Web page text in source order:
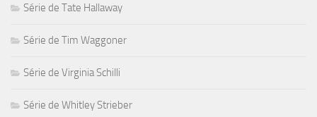
Série de Tate Hallaway
Série de Tim Waggoner
Série de Virginia Schilli
Série de Whitley Strieber